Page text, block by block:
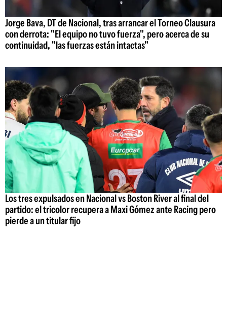
Jorge Bava, DT de Nacional, tras arrancar el Torneo Clausura
con derrota: "El equipo no tuvo fuerza", pero acerca de su
continuidad, "las fuerzas están intactas"
Los tres expulsados en Nacional vs Boston River al final del
partido: el tricolor recupera a Maxi Gómez ante Racing pero
pierde a un titular fijo